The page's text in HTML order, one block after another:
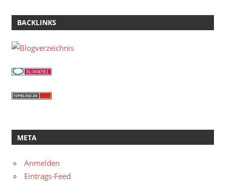
BACKLINKS
META
Anmelden
Eintrags-Feed